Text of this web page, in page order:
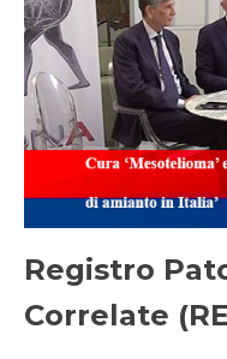
Registro
Correlate